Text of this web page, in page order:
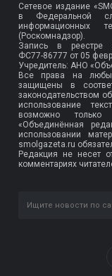
Сетевое издание
в Федеральной
информационных
(Роскомнадзор).
Запись в реестре
ФС77-86777 от 05
Учредитель: АНО
Все права на
защищены в
законодательством
использование
возможно
«Объединённая
использовании
smolgazeta.ru
Редакция не несет
комментариях